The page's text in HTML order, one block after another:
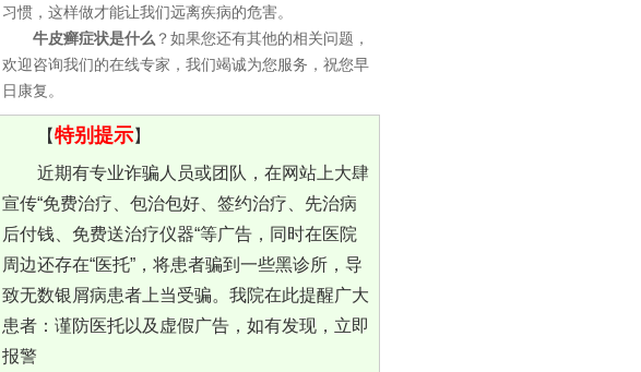
习惯，这样做才能让我们远离疾病的危害。
牛皮癣症状是什么 ？如果您还有其他的相关问题，
欢迎咨询我们的在线专家，我们竭诚为您服务，祝您早
日康复。
【特别提示】
近期有专业诈骗人员或团队，在网站上大肆
宣传“免费治疗、包治包好、签约治疗、先治病
后付钱、免费送治疗仪器“等广告，同时在医院
周边还存在“医托”，将患者骗到一些黑诊所，导
致无数银屑病患者上当受骗。我院在此提醒广大
患者：谨防医托以及虚假广告，如有发现，立即
报警